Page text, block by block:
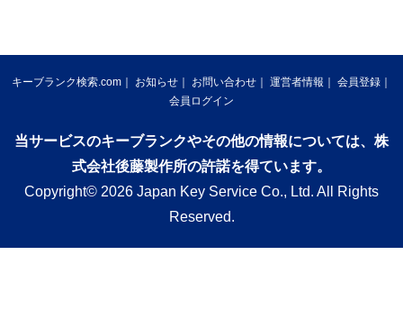
キーブランク検索.com お知らせ お問い合わせ 運営者情報
会員登録
会員ログイン
当サービスのキーブランクやその他の情報については、株
式会社後藤製作所の許諾を得ています。
Copyright© 2026 Japan Key Service Co., Ltd. All Rights
Reserved.